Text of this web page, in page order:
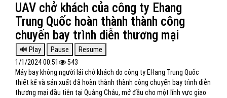
UAV chở khách của công ty Ehang
Trung Quốc hoàn thành thành công
chuyến bay trình diễn thương mại
1/1/2024 00:51
543
Máy bay không người lái chở khách do công ty EHang Trung Quốc
thiết kế và sản xuất đã hoàn thành thành công chuyến bay trình diễn
thương mại đầu tiên tại Quảng Châu, mở đầu cho một lĩnh vực giao